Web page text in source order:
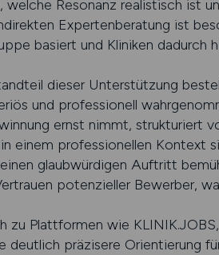
welche Resonanz realistisch ist
Expertenberatung ist
basiert und Kliniken dadurch
dieser Unterstützung
und professionell
ernst nimmt, strukturiert
einem professionellen Kontext
glaubwürdigen Auftritt
potenzieller Bewerber,
zu Plattformen wie
deutlich präzisere Orientierung